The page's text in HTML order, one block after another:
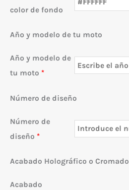
color de fondo
Año y modelo de tu moto
Año y modelo de
tu moto *
Número de diseño
Número de
diseño *
Acabado Holográfico o Cromado
Acabado